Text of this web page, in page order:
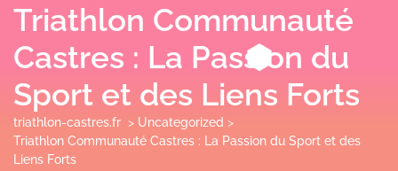
Triathlon Communauté
Castres : La Passion du
Sport et des Liens Forts
triathlon-castres.fr > Uncategorized >
Triathlon Communauté Castres : La Passion du Sport et des
Liens Forts